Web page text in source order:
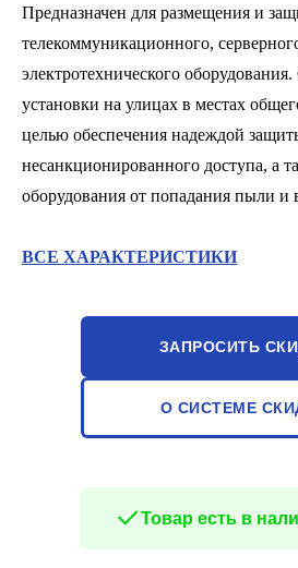
Предназначен для размещения и
телекоммуникационного,
электротехнического
установки на улицах в местах
целью обеспечения надеждой
несанкционированного доступа, а
оборудования от попадания пыли и
ВСЕ ХАРАКТЕРИСТИКИ
ЗАПРОСИТЬ
О СИСТЕМЕ
Товар есть в